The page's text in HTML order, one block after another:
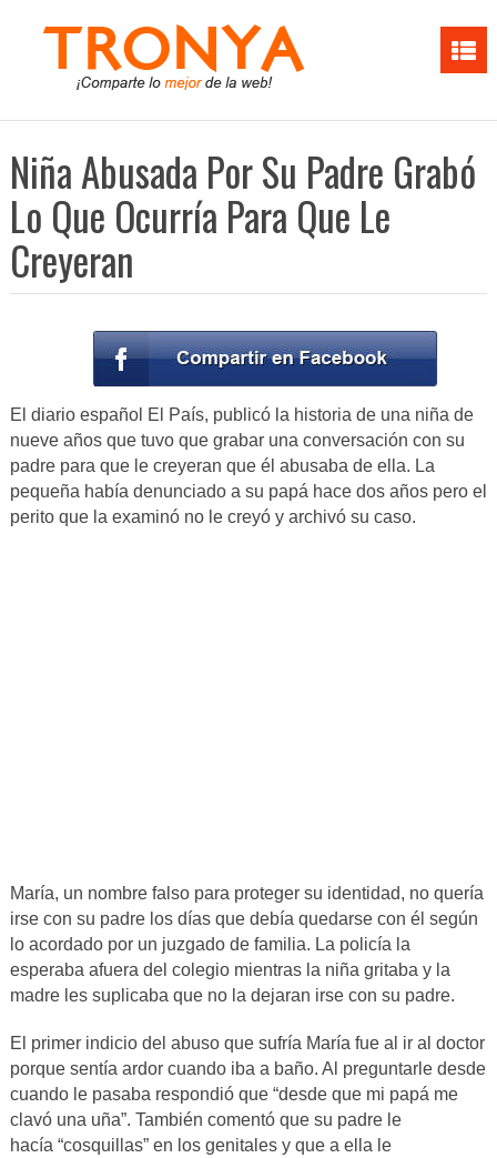
Niña Abusada Por Su Padre Grabó
Lo Que Ocurría Para Que Le
Creyeran
El diario español El País, publicó la historia de una niña de
nueve años que tuvo que grabar una conversación con su
padre para que le creyeran que él abusaba de ella. La
pequeña había denunciado a su papá hace dos años pero el
perito que la examinó no le creyó y archivó su caso.
María, un nombre falso para proteger su identidad, no quería
irse con su padre los días que debía quedarse con él según
lo acordado por un juzgado de familia. La policía la
esperaba afuera del colegio mientras la niña gritaba y la
madre les suplicaba que no la dejaran irse con su padre.
El primer indicio del abuso que sufría María fue al ir al doctor
porque sentía ardor cuando iba a baño. Al preguntarle desde
cuando le pasaba respondió que “desde que mi papá me
clavó una uña”. También comentó que su padre le
hacía “cosquillas” en los genitales y que a ella le